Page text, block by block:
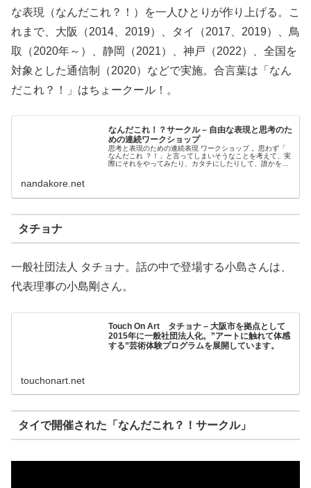
な表現（なんだこれ？！）を一人ひとりが作り上げる。こ
れまで、大阪（2014、2019）、タイ（2017、2019）、鳥
取（2020年～）、静岡（2021）、神戸（2022）、全国を
対象とした通信制（2020）などで実施。合言葉は「なん
だこれ？！」はちょークール！。
なんだこれ！？サークル – 自由な表現と思考のた
めの連続ワークショップ
思考と表現のための連続表現 ワークショップ 。思わず「
なんだこれ ？！」と言ってしまいそうなことを考えて、実
際にそれをやってみたり、カタチにしたりして、誰かを
nandakore.net
タチョナ
一般社団法人 タチョナ。話の中で登場する小島さんは、
代表理事の小島剛さん。
Touch On Art タチョナ – 大阪市を拠点として
2015年に一般社団法人化。”アートに触れて体感
する”芸術体験プログラムを展開しています。
touchonart.net
タイで開催された「なんだこれ？！サークル」